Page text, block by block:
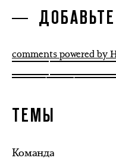
comments powered by
ТЕМЫ
Команда